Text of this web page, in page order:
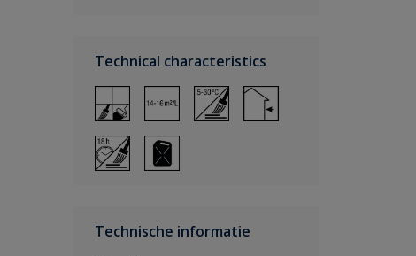
Technical characteristics
Technische informatie